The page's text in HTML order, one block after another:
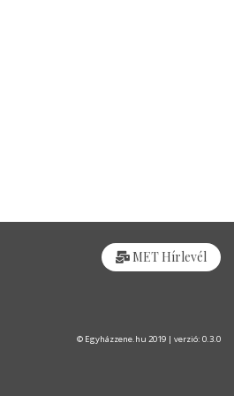
MET Hírlevél
© Egyházzene.hu 2019 | verzió: 0.3.0